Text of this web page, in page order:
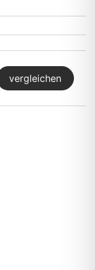
vergleichen